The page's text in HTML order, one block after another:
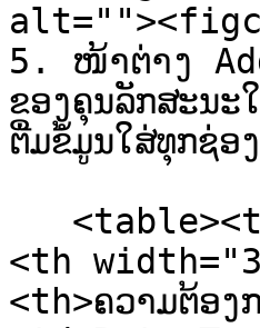
5. ໜ້າຕ່າງ
ຂອງຄຸນລັກສະນ
ຕື່ມຂໍ້ມູນໃສ່ທຸກຊ່
<th
<th>ຄວາມຕ້ອ